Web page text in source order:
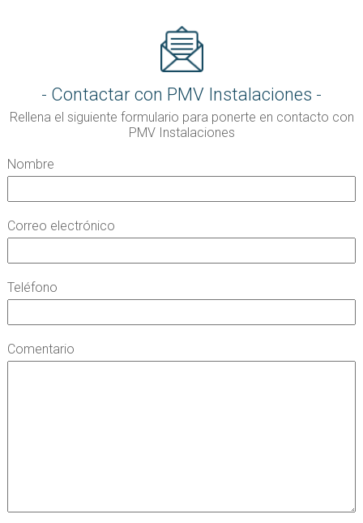
Contactar con PMV Instalaciones
Rellena el siguiente formulario para ponerte en contacto con
PMV Instalaciones
Nombre
Correo electrónico
Teléfono
Comentario